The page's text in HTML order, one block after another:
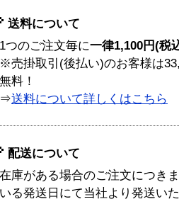
送料について
1つのご注文毎に一律1,100円(税
※売掛取引(後払い)のお客様は
無料！
⇒送料について詳しくはこちら
配送について
在庫がある場合のご注文につき
いる発送日にて当社より発送い